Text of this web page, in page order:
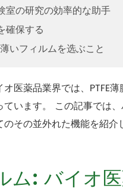
室の研究の効率的な助手
確保する
いフィルムを选ぶこと
医薬品業界では、PTFE
います。 この記事では
その並外れた機能を紹介
ム: バイオ